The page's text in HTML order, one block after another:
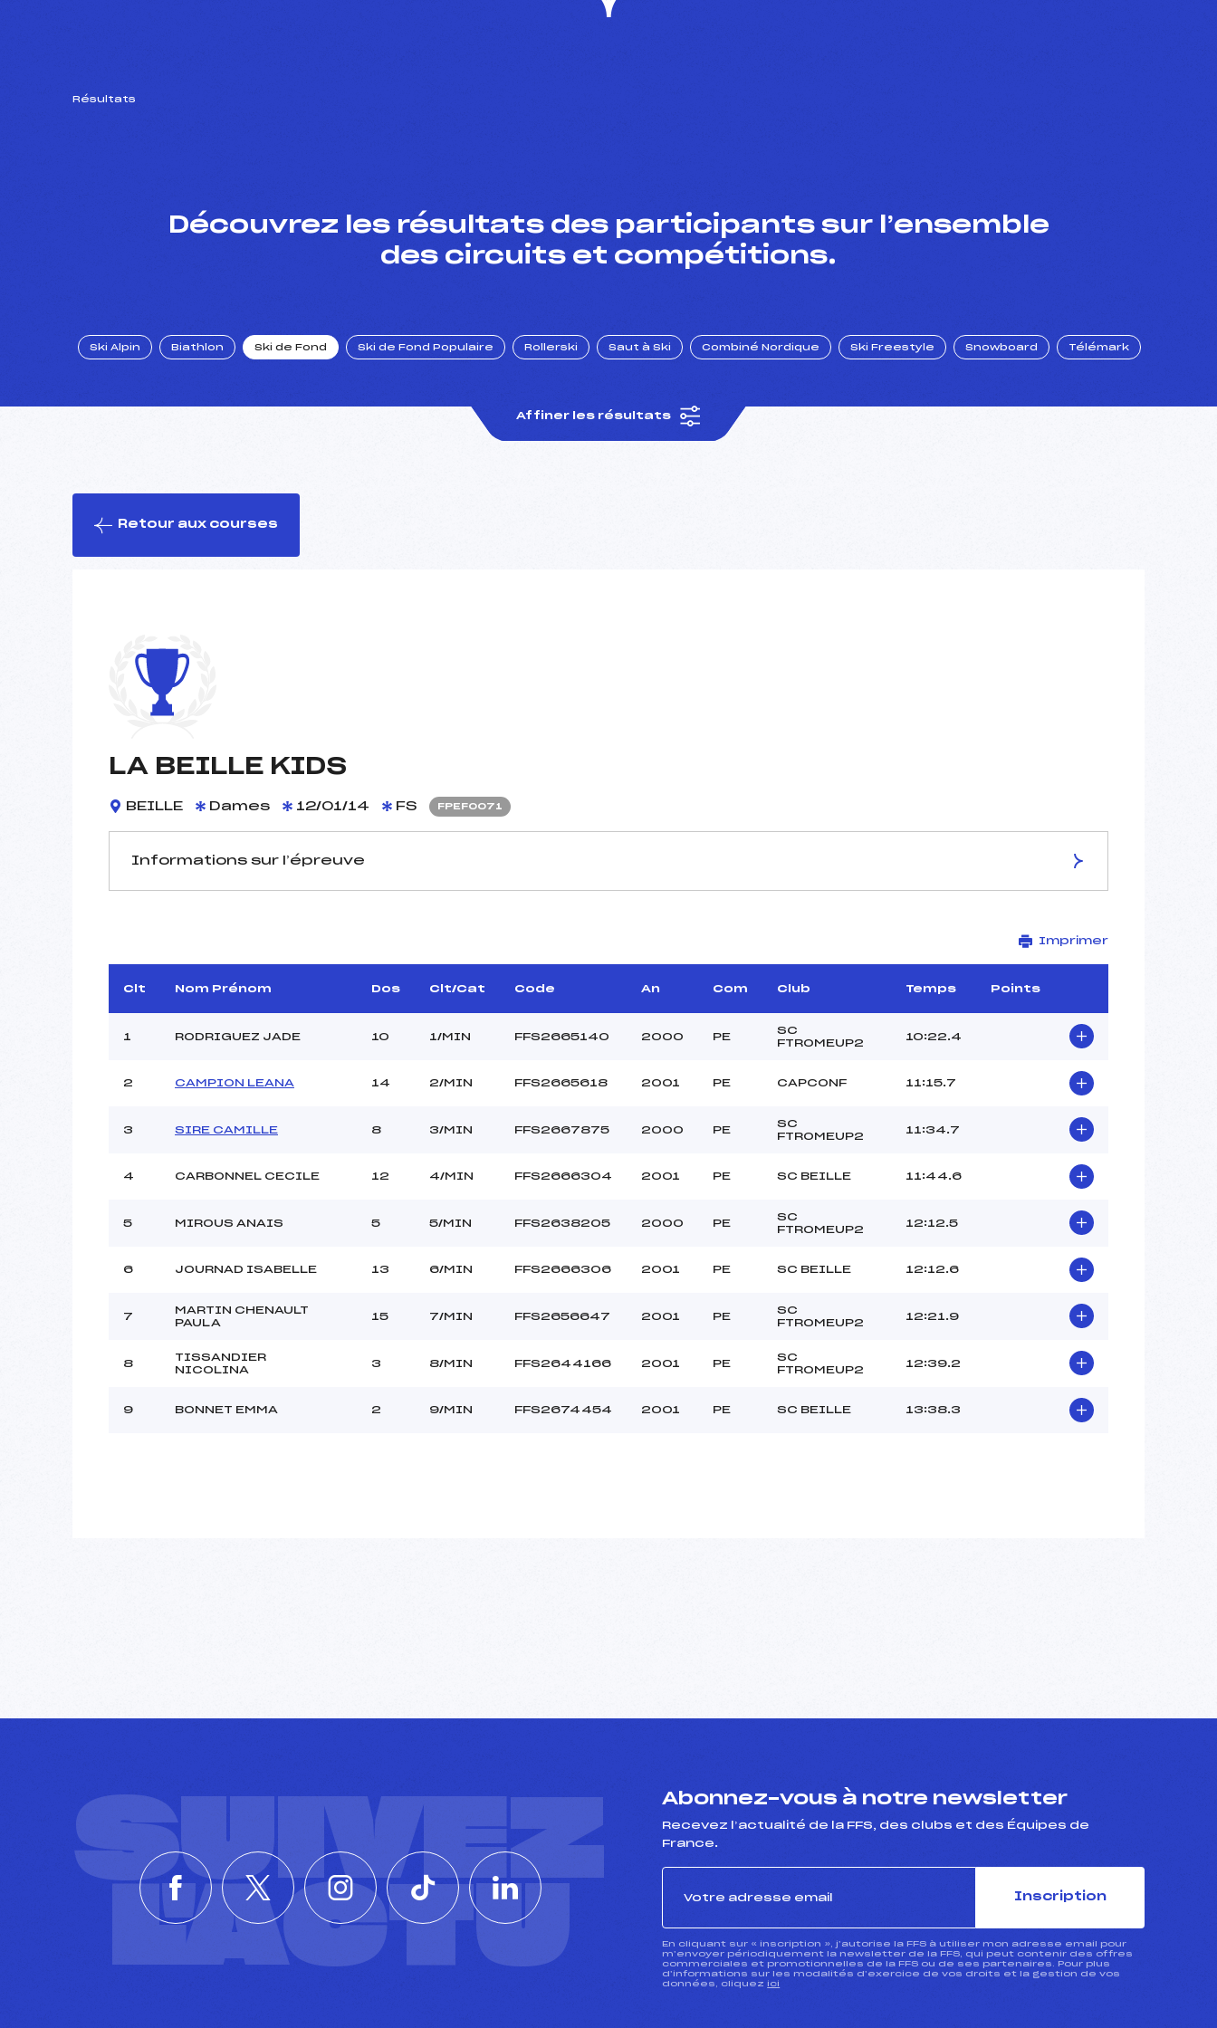
Résultats
Découvrez les résultats des participants sur l’ensemble
des circuits et compétitions.
Ski Alpin Biathlon Ski de Fond Ski de Fond Populaire Rollerski Saut à Ski Combiné Nordique Ski Freestyle Snowboard Télémark
Affiner les résultats
Retour aux courses
LA BEILLE KIDS
BEILLE Dames 12/01/14 FS FPEF0071
Informations sur l’épreuve
D.T Adjoint :
BOSC LAURE (PE)
Dir. Epreuve :
DUFOUR JEAN PIERRE (PE)
Site de Replis
Distance :
5 km
Point Haut :
Pénalité appliquée :
–
Imprimer
Clt Nom Prénom Dos Clt/Cat Code An Com Club Temps Points
1 RODRIGUEZ JADE 10 1/MIN FFS2665140 2000 PE
SC
FTROMEUP2
10:22.4
2 CAMPION LEANA 14 2/MIN FFS2665618 2001 PE CAPCONF 11:15.7
3 SIRE CAMILLE 8 3/MIN FFS2667875 2000 PE
SC
FTROMEUP2
11:34.7
4 CARBONNEL CECILE 12 4/MIN FFS2666304 2001 PE SC BEILLE 11:44.6
5 MIROUS ANAIS 5 5/MIN FFS2638205 2000 PE
SC
FTROMEUP2
12:12.5
6 JOURNAD ISABELLE 13 6/MIN FFS2666306 2001 PE SC BEILLE 12:12.6
7
MARTIN CHENAULT
PAULA
15 7/MIN FFS2656647 2001 PE
SC
FTROMEUP2
12:21.9
8
TISSANDIER
NICOLINA
3 8/MIN FFS2644166 2001 PE
SC
FTROMEUP2
12:39.2
9 BONNET EMMA 2 9/MIN FFS2674454 2001 PE SC BEILLE 13:38.3
SUIVEZ
L'ACTU
Abonnez-vous à notre newsletter
Recevez l’actualité de la FFS, des clubs et des Équipes de
France.
Inscription
En cliquant sur « inscription », j’autorise la FFS à utiliser mon adresse email pour
m’envoyer périodiquement la newsletter de la FFS, qui peut contenir des offres
commerciales et promotionnelles de la FFS ou de ses partenaires. Pour plus
d’informations sur les modalités d’exercice de vos droits et la gestion de vos
données, cliquez ici